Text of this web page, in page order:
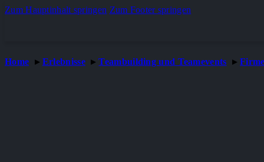
Zum Hauptinhalt springen Zum Footer springen
Home Erlebnisse Teambuilding und Teamevents